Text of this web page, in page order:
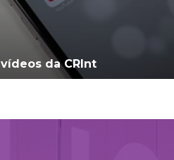
da CRInt